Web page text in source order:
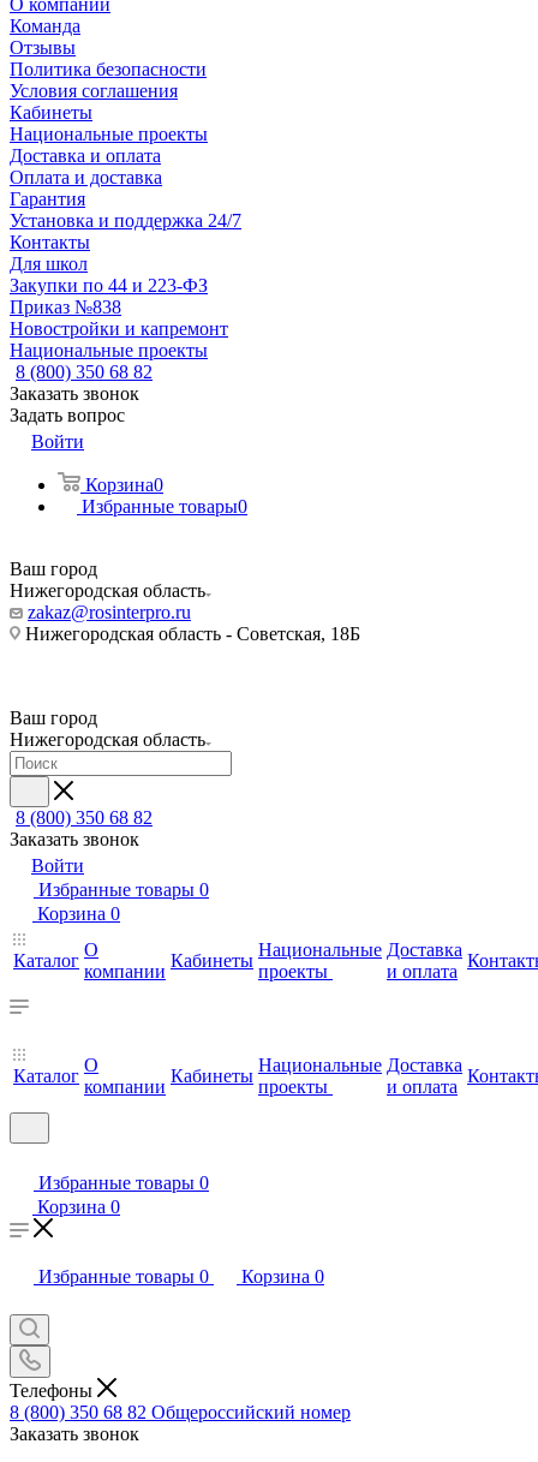
О компании
Команда
Отзывы
Политика безопасности
Условия соглашения
Кабинеты
Национальные проекты
Доставка и оплата
Оплата и доставка
Гарантия
Установка и поддержка 24/7
Контакты
Для школ
Закупки по 44 и 223-ФЗ
Приказ №838
Новостройки и капремонт
Национальные проекты
8 (800) 350 68 82
Заказать звонок
Задать вопрос
Войти
Корзина0
Избранные товары0
Ваш город
Нижегородская область
zakaz@rosinterpro.ru
Нижегородская область - Советская, 18Б
Ваш город
Нижегородская область
8 (800) 350 68 82
Заказать звонок
Войти
Избранные товары 0
Корзина 0
Каталог
О
компании
Кабинеты
Национальные
проекты
Доставка
и оплата
Каталог
О
компании
Кабинеты
Национальные
проекты
Доставка
и оплата
Избранные товары 0
Корзина 0
Избранные товары 0 Корзина 0
Телефоны
8 (800) 350 68 82 Общероссийский номер
Заказать звонок